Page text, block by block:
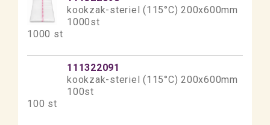
kookzak-steriel (115°C) 200x600mm
1000st
1000 st
111322091
kookzak-steriel (115°C) 200x600mm
100st
100 st